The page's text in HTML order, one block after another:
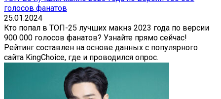
голосов фанатов
25.01.2024
Кто попал в ТОП-25 лучших макнэ 2023 года по версии
900 000 голосов фанатов? Узнайте прямо сейчас!
Рейтинг составлен на основе данных с популярного
сайта KingChoice, где и проводился опрос.